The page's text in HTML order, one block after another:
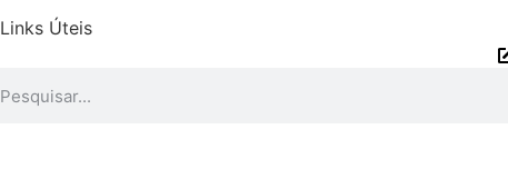
Links Úteis